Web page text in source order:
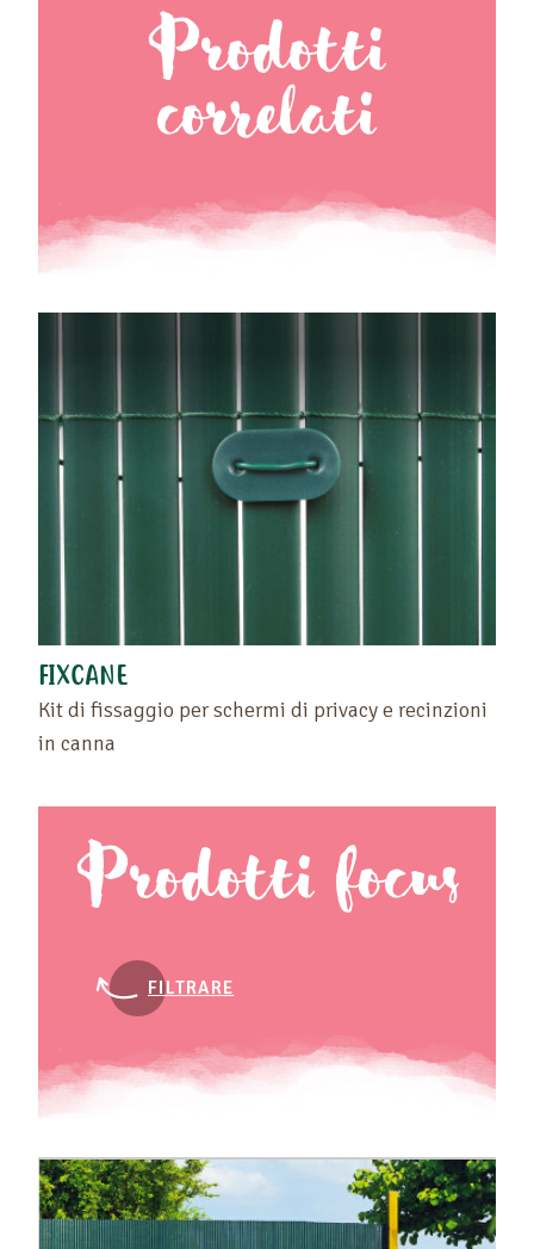
Prodotti
correlati
FIXCANE
Kit di fissaggio per schermi di privacy e recinzioni
in canna
Prodotti focus
FILTRARE